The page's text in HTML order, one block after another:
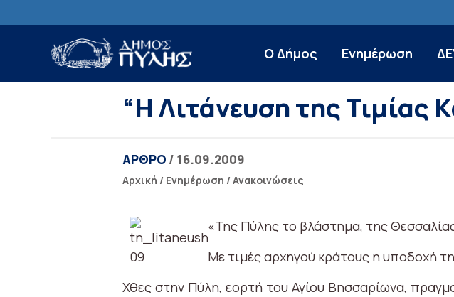
Ο Δήμος Ενημέρωση
“Η Λιτάνευση της Τιμίας
ΑΡΘΡΟ / 16.09.2009
Αρχική / Ενημέρωση / Ανακοινώσεις
«Της Πύλης το βλάστημα, της
Με τιμές αρχηγού κράτους η υποδοχή
Χθες στην Πύλη, εορτή του Αγίου Βησσαρίωνα,